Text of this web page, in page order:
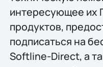
интересующее их
продуктов,
подписаться на
Softline-Direct, а